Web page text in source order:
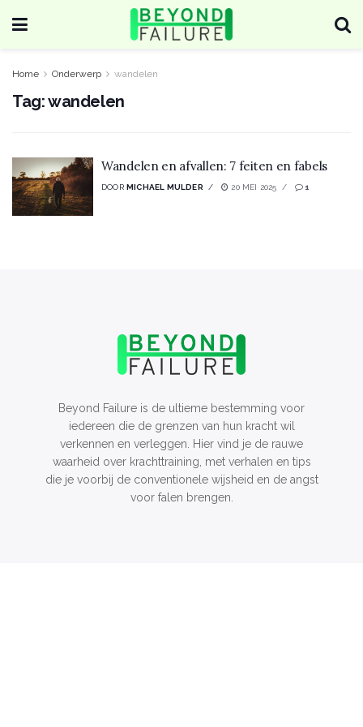
Home Onderwerp wandelen
Tag:wandelen
Wandelen en afvallen: 7 feiten en fabels
DOOR MICHAEL MULDER 20 MEI 2025 1
Beyond Failure is de ultieme bestemming voor
iedereen die de grenzen van hun kracht wil
verkennen en verleggen. Hier vind je de rauwe
waarheid over krachttraining, met verhalen en tips
die je voorbij de conventionele wijsheid en de angst
voor falen brengen.